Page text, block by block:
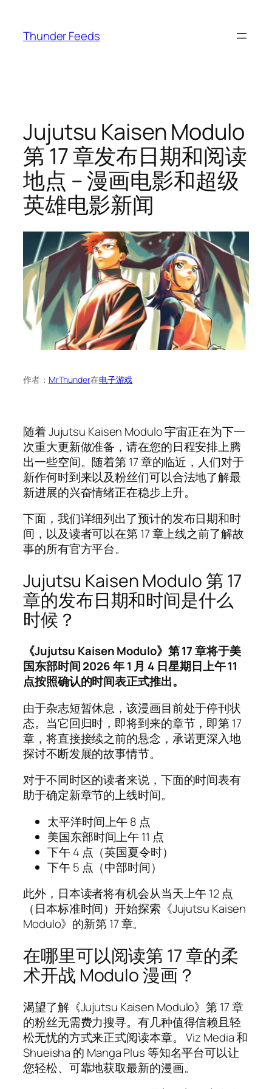
Thunder Feeds
Jujutsu Kaisen Modulo
第 17 章发布日期和阅读
地点 – 漫画电影和超级
英雄电影新闻
作者： MrThunder在电子游戏
随着 Jujutsu Kaisen Modulo 宇宙正在为下一
次重大更新做准备，请在您的日程安排上腾
出一些空间。随着第 17 章的临近，人们对于
新作何时到来以及粉丝们可以合法地了解最
新进展的兴奋情绪正在稳步上升。
下面，我们详细列出了预计的发布日期和时
间，以及读者可以在第 17 章上线之前了解故
事的所有官方平台。
Jujutsu Kaisen Modulo 第 17
章的发布日期和时间是什么
时候？
《Jujutsu Kaisen Modulo》第 17 章将于美
国东部时间 2026 年 1 月 4 日星期日上午 11
点按照确认的时间表正式推出。
由于杂志短暂休息，该漫画目前处于停刊状
态。当它回归时，即将到来的章节，即第 17
章，将直接接续之前的悬念，承诺更深入地
探讨不断发展的故事情节。
对于不同时区的读者来说，下面的时间表有
助于确定新章节的上线时间。
太平洋时间上午 8 点
美国东部时间上午 11 点
下午 4 点（英国夏令时）
下午 5 点（中部时间）
此外，日本读者将有机会从当天上午 12 点
（日本标准时间）开始探索《Jujutsu Kaisen
Modulo》的新第 17 章。
在哪里可以阅读第 17 章的柔
术开战 Modulo 漫画？
渴望了解《Jujutsu Kaisen Modulo》第 17 章
的粉丝无需费力搜寻。有几种值得信赖且轻
松无忧的方式来正式阅读本章。 Viz Media 和
Shueisha 的 Manga Plus 等知名平台可以让
您轻松、可靠地获取最新的漫画。